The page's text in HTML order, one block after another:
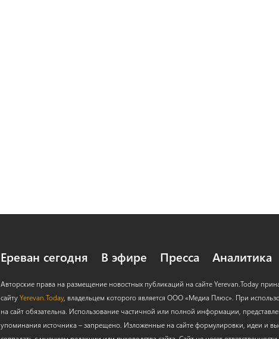
Ереван сегодня В эфире Пресса Аналитика
Авторские права на размещение новостных публикаций на сайте Yerevan.Today
сайтуYerevan.Today, владельцем которого является ООО «Медиа Плюс». При
на сайт обязательна. Использование частичной или полной информации,
упоминания источника – запрещено. Изложенные на сайте формулировки, идеи и